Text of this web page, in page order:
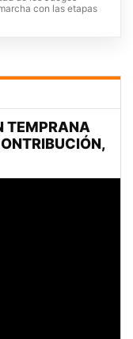
con las etapas